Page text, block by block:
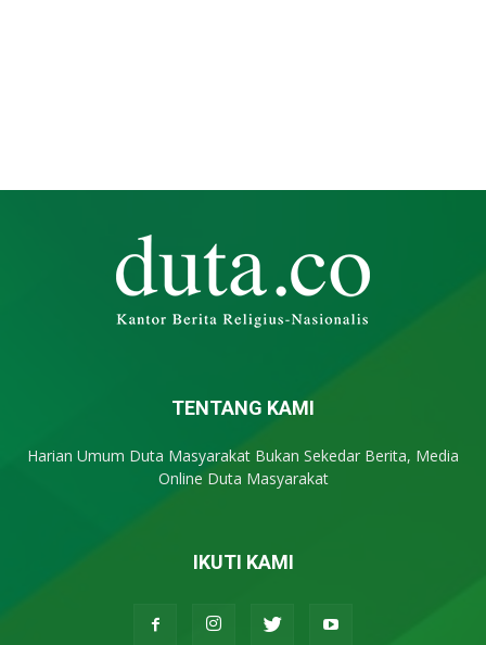
TENTANG KAMI
Harian Umum Duta Masyarakat Bukan Sekedar Berita, Media
Online Duta Masyarakat
IKUTI KAMI